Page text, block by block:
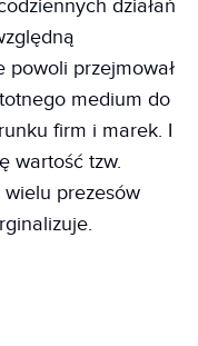
działań
powoli przejmował
medium do
firm i marek. I
wartość tzw.
wielu prezesów